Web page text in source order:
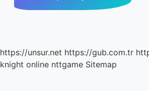
https://unsur.net https://gub.com.tr
knight online nttgame Sitemap